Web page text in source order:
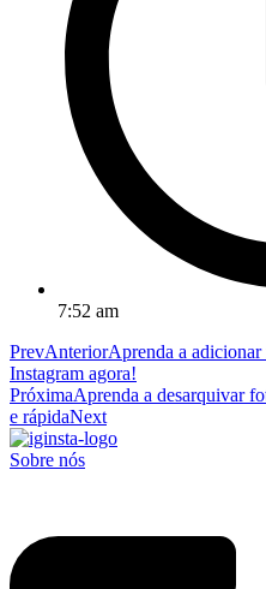
7:52 am
PrevAnteriorAprenda a adicionar
Instagram agora!
PróximaAprenda a desarquivar
e rápidaNext
Sobre nós